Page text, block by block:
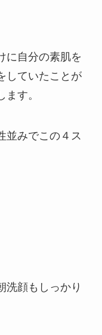
に自分の素肌を
していたことが
す。
並みでこの４ス
洗顔もしっかり